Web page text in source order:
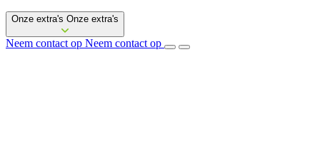
Onze extra's Onze extra's
Neem contact op Neem contact op